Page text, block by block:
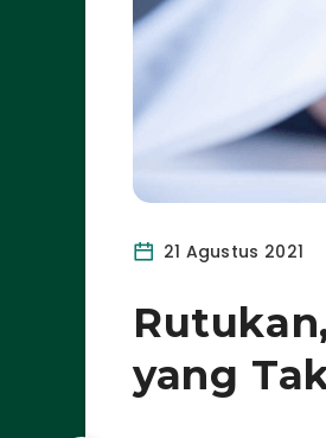
21 Agustus 2021
yang